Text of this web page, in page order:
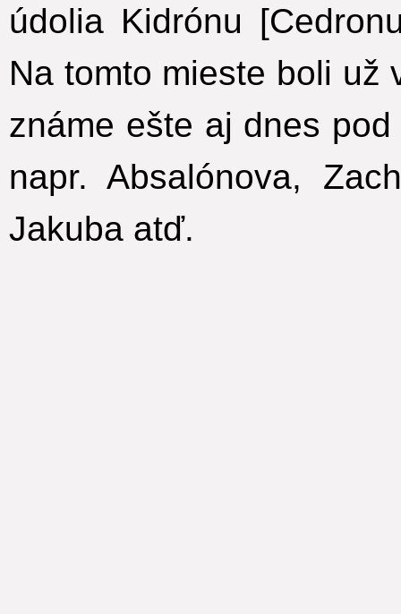
údolia Kidrónu
Na tomto mieste boli už
známe ešte aj dnes
napr. Absalónova,
Jakuba atď.